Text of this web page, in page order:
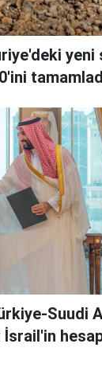
yeni
Suudi